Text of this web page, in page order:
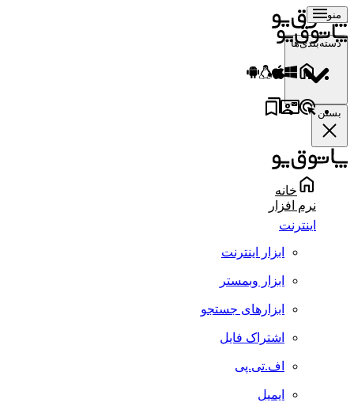
منو
دسته‌بندی‌ها
بستن
خانه
نرم افزار
اینترنت
ابزار اینترنت
ابزار وبمستر
ابزارهای جستجو
اشتراک فایل
اف.تی.پی
ایمیل